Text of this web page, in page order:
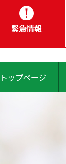
緊急情報
トップページ